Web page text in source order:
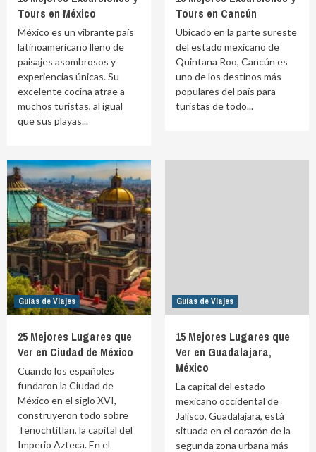
Tours en México
México es un vibrante país
latinoamericano lleno de
paisajes asombrosos y
experiencias únicas. Su
excelente cocina atrae a
muchos turistas, al igual
que sus playas...
Tours en Cancún
Ubicado en la parte sureste
del estado mexicano de
Quintana Roo, Cancún es
uno de los destinos más
populares del país para
turistas de todo...
Guías de Viajes
25 Mejores Lugares que
Ver en Ciudad de México
Cuando los españoles
fundaron la Ciudad de
México en el siglo XVI,
construyeron todo sobre
Tenochtitlan, la capital del
Imperio Azteca. En el
Guías de Viajes
15 Mejores Lugares que
Ver en Guadalajara,
México
La capital del estado
mexicano occidental de
Jalisco, Guadalajara, está
situada en el corazón de la
segunda zona urbana más